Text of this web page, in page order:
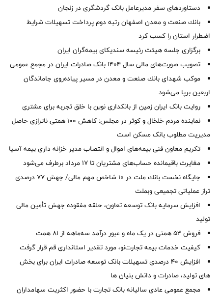
دستاوردهای سفر مدیرعامل بانک گردشگری در زنجان
بانك صنعت و معدن اصفهان رتبه دوم پرداخت تسهیلات شرایط
اضطرار استان را كسب كرد
برگزاری جلسه هیئت رئیسه سندیکای بیمه‌گران ایران
تصویب صورت‌های مالی سال ۱۴۰۴ بانک صادرات ایران در مجمع عمومی
موكب شهدای بانك صنعت و معدن در مسیر پیاده‌روی جاماندگان
اربعین برپا می‌شود
روایت بانک ایران زمین از بانکداری نوین با خلق تجربه برای مشتری
نماینده مردم خلخال و کوثر در مجلس: کاهش ۱۰۰ همتی ناترازی حاصل
مدیریت مطلوب بانک مسکن است
تکریم معاون فنی بیمه‌های اموال و انتصاب مدیر خزانه داری بیمه آسیا
مغایرت‌ باقیمانده حساب‌های مشتریان تا ۱۷ مرداد برطرف می‌شود
جایگاه نخست بانك ملت در 10 شاخص مهم مالی/ جهش 77 درصدی
تراز عملیاتی تجمیعی وبملت
افزایش سرمایه بانک توسعه تعاون، حلقه مفقوده جهش تأمین مالی
تولید
فروش 54 همتی در یک ماه و عبور درآمد سه‌ماهه از 81 همت
کیفیت خدمات بیمه تجارت‌نو، مورد تقدیر استانداری قم قرار گرفت
افزایش 40 درصدی تسهیلات بانک توسعه صادرات ایران برای بخش
های تولید، صادرات و دانش بنیان ها
مجمع عمومی عادی سالیانه بانک تجارت با حضور اکثریت سهامداران